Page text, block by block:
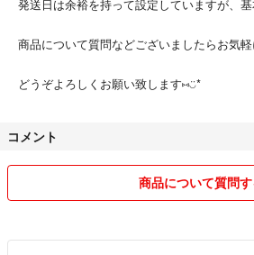
発送日は余裕を持って設定していますが、基
商品について質問などございましたらお気軽
どうぞよろしくお願い致します⑅︎◡̈︎*
コメント
商品について質問